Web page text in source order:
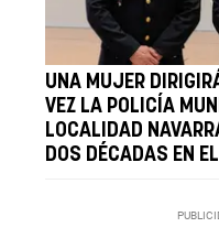
UNA MUJER
VEZ LA POLICÍA
LOCALIDAD
DOS DÉCADAS EN